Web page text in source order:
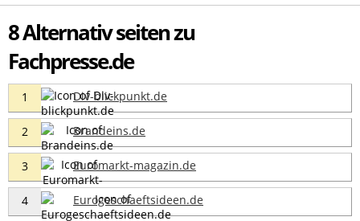
8 Alternativ seiten zu
Fachpresse.de
1 Div-blickpunkt.de
2 Brandeins.de
3 Euromarkt-magazin.de
4 Eurogeschaeftsideen.de